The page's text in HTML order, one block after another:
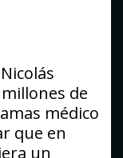
de
médico
que en
un